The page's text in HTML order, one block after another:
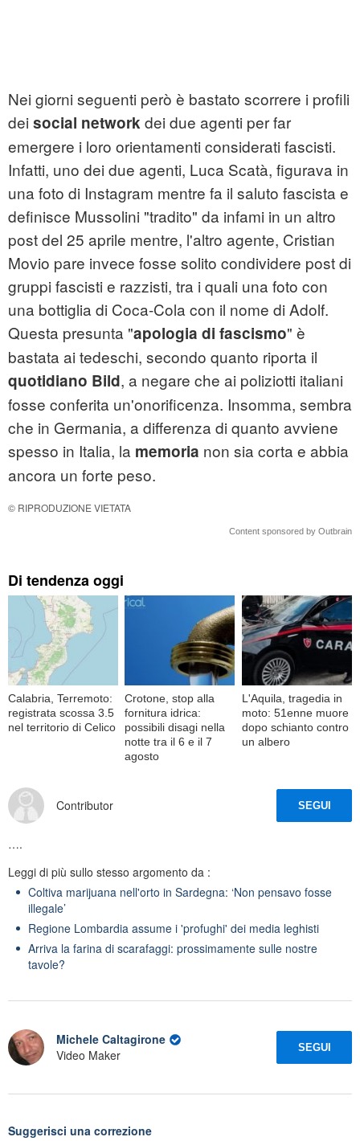
Nei giorni seguenti però è bastato scorrere i profili
dei social networkdei due agenti per far
emergere i loro orientamenti considerati fascisti.
Infatti, uno dei due agenti, Luca Scatà, figurava in
una foto di Instagram mentre fa il saluto fascista e
definisce Mussolini "tradito" da infami in un altro
post del 25 aprile mentre, l'altro agente, Cristian
Movio pare invece fosse solito condividere post di
gruppi fascisti e razzisti, tra i quali una foto con
una bottiglia di Coca-Cola con il nome di Adolf.
Questa presunta "apologia di fascismo" è
bastata ai tedeschi, secondo quanto riporta il
quotidiano Bild, a negare che ai poliziotti italiani
fosse conferita un'onorificenza. Insomma, sembra
che in Germania, a differenza di quanto avviene
spesso in Italia, la memoria non sia corta e abbia
ancora un forte peso.
© RIPRODUZIONE VIETATA
Content sponsored by Outbrain
Di tendenza oggi
Calabria, Terremoto:
registrata scossa 3.5
nel territorio di Celico
Crotone, stop alla
fornitura idrica:
possibili disagi nella
notte tra il 6 e il 7
agosto
L'Aquila, tragedia in
moto: 51enne muore
dopo schianto contro
un albero
Contributor SEGUI
….
Leggi di più sullo stesso argomento da :
Coltiva marijuana nell'orto in Sardegna: ‘Non pensavo fosse
illegale’
Regione Lombardia assume i 'profughi' dei media leghisti
Arriva la farina di scarafaggi: prossimamente sulle nostre
tavole?
Michele Caltagirone
Video Maker
SEGUI
Suggerisci una correzione